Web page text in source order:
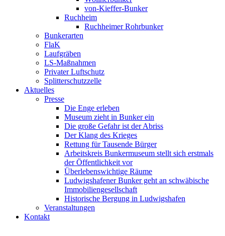
von-Kieffer-Bunker
Ruchheim
Ruchheimer Rohrbunker
Bunkerarten
FlaK
Laufgräben
LS-Maßnahmen
Privater Luftschutz
Splitterschutzzelle
Aktuelles
Presse
Die Enge erleben
Museum zieht in Bunker ein
Die große Gefahr ist der Abriss
Der Klang des Krieges
Rettung für Tausende Bürger
Arbeitskreis Bunkermuseum stellt sich erstmals
der Öffentlichkeit vor
Überlebenswichtige Räume
Ludwigshafener Bunker geht an schwäbische
Immobiliengesellschaft
Historische Bergung in Ludwigshafen
Veranstaltungen
Kontakt